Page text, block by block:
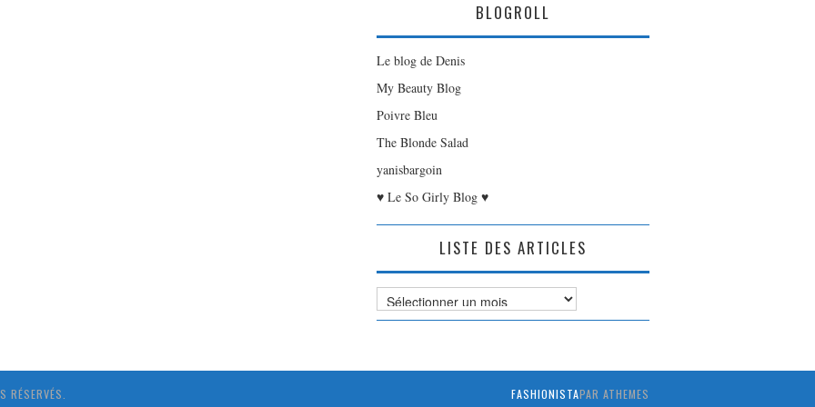
BLOGROLL
Le blog de Denis
My Beauty Blog
Poivre Bleu
The Blonde Salad
yanisbargoin
♥ Le So Girly Blog ♥
LISTE DES ARTICLES
Liste
des
RÉSERVÉS. FASHIONISTAPAR ATHEMES